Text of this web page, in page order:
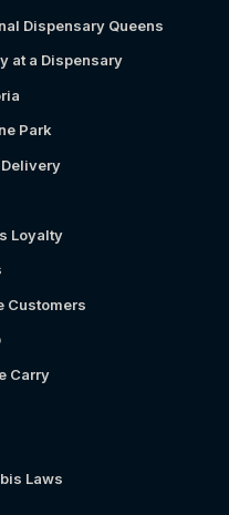
Dispensary Queens
at a Dispensary
Park
Loyalty
Customers
Carry
Laws